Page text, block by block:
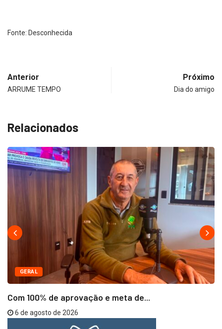
Fonte: Desconhecida
Anterior
ARRUME TEMPO
Próximo
Dia do amigo
Relacionados
GERAL
Com 100% de aprovação e meta de...
6 de agosto de 2026